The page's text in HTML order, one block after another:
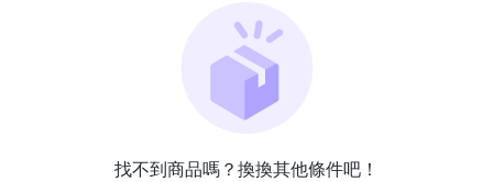
找不到商品嗎？換換其他條件吧！